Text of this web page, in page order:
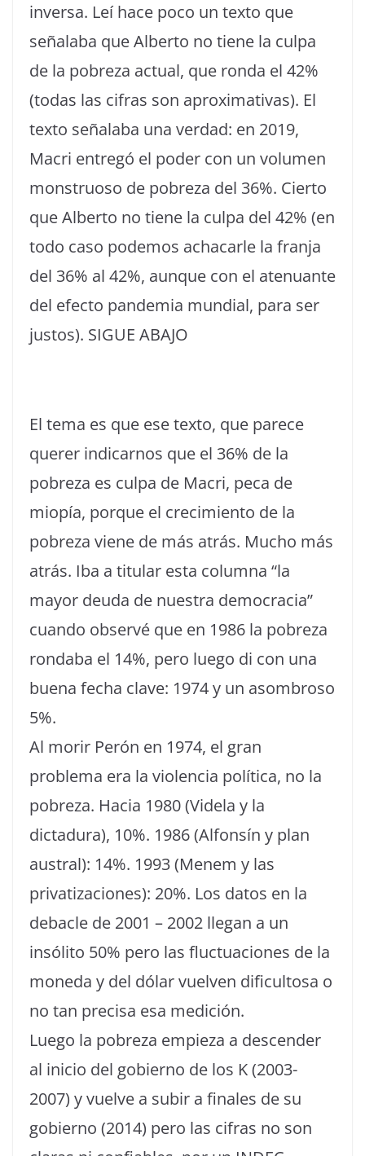
inversa. Leí hace poco un texto que
señalaba que Alberto no tiene la culpa
de la pobreza actual, que ronda el 42%
(todas las cifras son aproximativas). El
texto señalaba una verdad: en 2019,
Macri entregó el poder con un volumen
monstruoso de pobreza del 36%. Cierto
que Alberto no tiene la culpa del 42% (en
todo caso podemos achacarle la franja
del 36% al 42%, aunque con el atenuante
del efecto pandemia mundial, para ser
justos). SIGUE ABAJO
El tema es que ese texto, que parece
querer indicarnos que el 36% de la
pobreza es culpa de Macri, peca de
miopía, porque el crecimiento de la
pobreza viene de más atrás. Mucho más
atrás. Iba a titular esta columna “la
mayor deuda de nuestra democracia”
cuando observé que en 1986 la pobreza
rondaba el 14%, pero luego di con una
buena fecha clave: 1974 y un asombroso
5%.
Al morir Perón en 1974, el gran
problema era la violencia política, no la
pobreza. Hacia 1980 (Videla y la
dictadura), 10%. 1986 (Alfonsín y plan
austral): 14%. 1993 (Menem y las
privatizaciones): 20%. Los datos en la
debacle de 2001 – 2002 llegan a un
insólito 50% pero las fluctuaciones de la
moneda y del dólar vuelven dificultosa o
no tan precisa esa medición.
Luego la pobreza empieza a descender
al inicio del gobierno de los K (2003-
2007) y vuelve a subir a finales de su
gobierno (2014) pero las cifras no son